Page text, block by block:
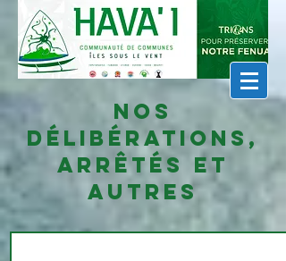
Nos
DÉlibérations,
arrêtés et
autres